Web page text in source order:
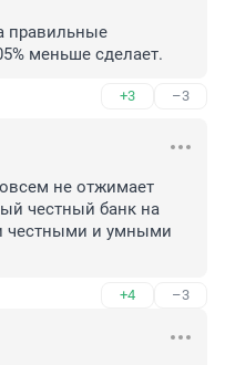
правильные
меньше сделает.
+3 –3
не отжимает
честный банк на
честными и умными
+4 –3